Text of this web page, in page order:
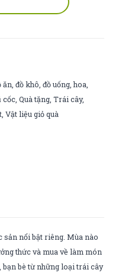
ăn ,đồ khô ,đồ uống ,hoa
cốc ,Quà tặng ,Trái cây,
,Vật liệu giỏ quà
sản nổi bật riêng. Mùa nào
thức và mua về làm món
bạn bè từ những loại trái cây